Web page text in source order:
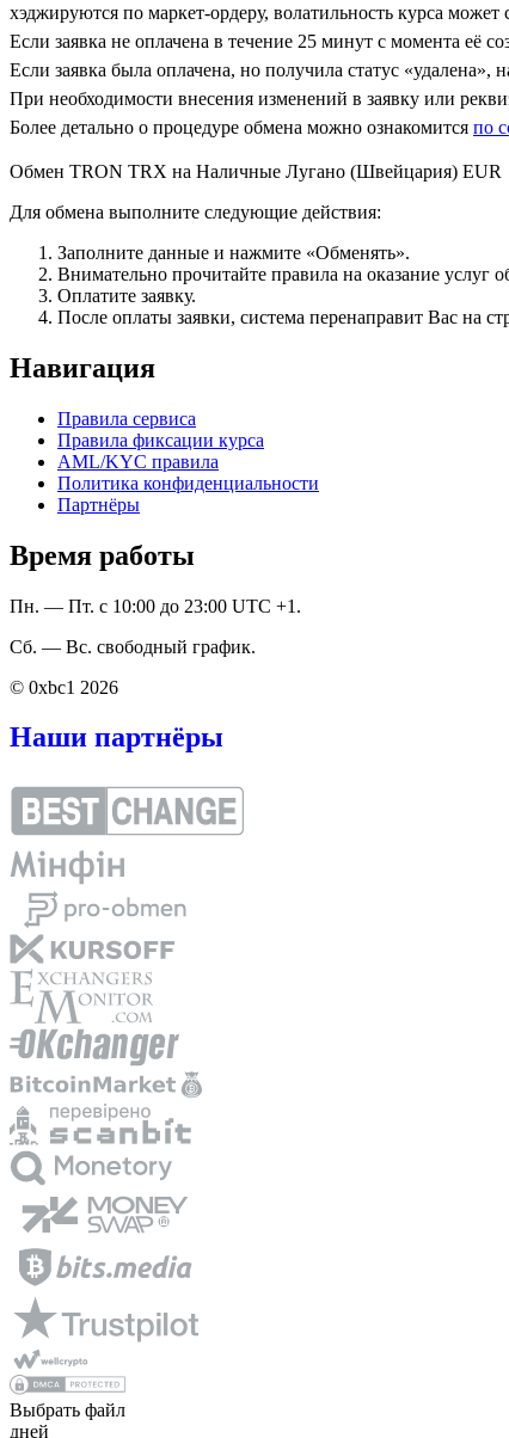
хэджируются по маркет-ордеру, волатильность курса может
Если заявка не оплачена в течение 25 минут с момента её
Если заявка была оплачена, но получила статус «удалена»,
При необходимости внесения изменений в заявку или
Более детально о процедуре обмена можно ознакомится по
Обмен TRON TRX на Наличные Лугано (Швейцария) EUR
Для обмена выполните следующие действия:
Заполните данные и нажмите «Обменять».
Внимательно прочитайте правила на оказание услуг
Оплатите заявку.
После оплаты заявки, система перенаправит Вас на
Навигация
Правила сервиса
Правила фиксации курса
AML/KYC правила
Политика конфиденциальности
Партнёры
Время работы
Пн. — Пт. с 10:00 до 23:00 UTC +1.
Сб. — Вс. свободный график.
© 0xbc1 2026
Наши партнёры
Выбрать файл
дней